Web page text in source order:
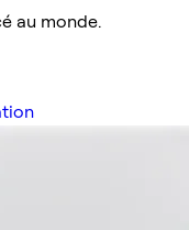
au monde.